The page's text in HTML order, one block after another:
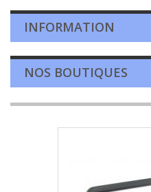
INFORMATION
NOS BOUTIQUES